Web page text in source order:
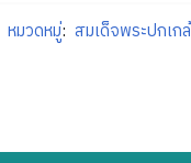
หมวดหมู่: สมเด็จพระปกเก